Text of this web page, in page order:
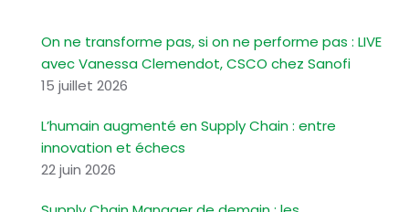
On ne transforme pas, si on ne performe pas : LIVE
avec Vanessa Clemendot, CSCO chez Sanofi
15 juillet 2026
L’humain augmenté en Supply Chain : entre
innovation et échecs
22 juin 2026